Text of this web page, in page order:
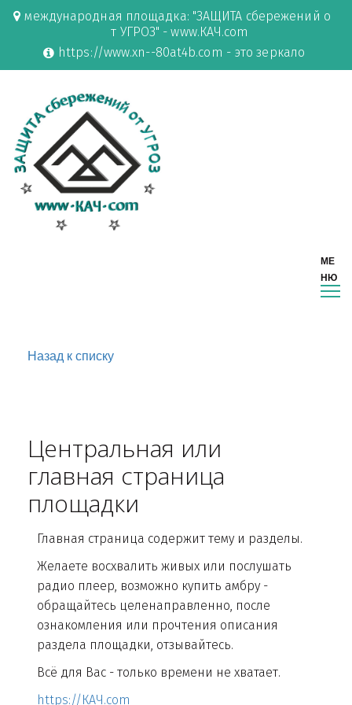
международная площадка: "ЗАЩИТА сбережений о
т УГРОЗ" - www.КАЧ.com
https://www.xn--80at4b.com - это зеркало
Назад к списку
Центральная или
главная страница
площадки
Главная страница содержит тему и разделы.
Желаете восхвалить живых или послушать
радио плеер, возможно купить амбру -
обращайтесь целенаправленно, после
ознакомления или прочтения описания
раздела площадки, отзывайтесь.
Всё для Вас - только времени не хватает.
https://КАЧ.com